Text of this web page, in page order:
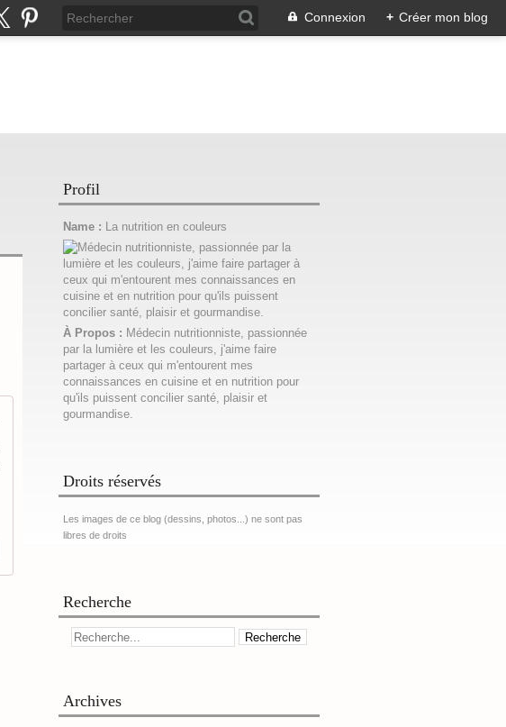
Connexion + Créer mon blog
Profil
Name : La nutrition en couleurs
À Propos : Médecin nutritionniste, passionnée
par la lumière et les couleurs, j'aime faire
partager à ceux qui m'entourent mes
connaissances en cuisine et en nutrition pour
qu'ils puissent concilier santé, plaisir et
gourmandise.
Droits réservés
Les images de ce blog (dessins, photos...) ne sont pas
libres de droits
Recherche
Archives